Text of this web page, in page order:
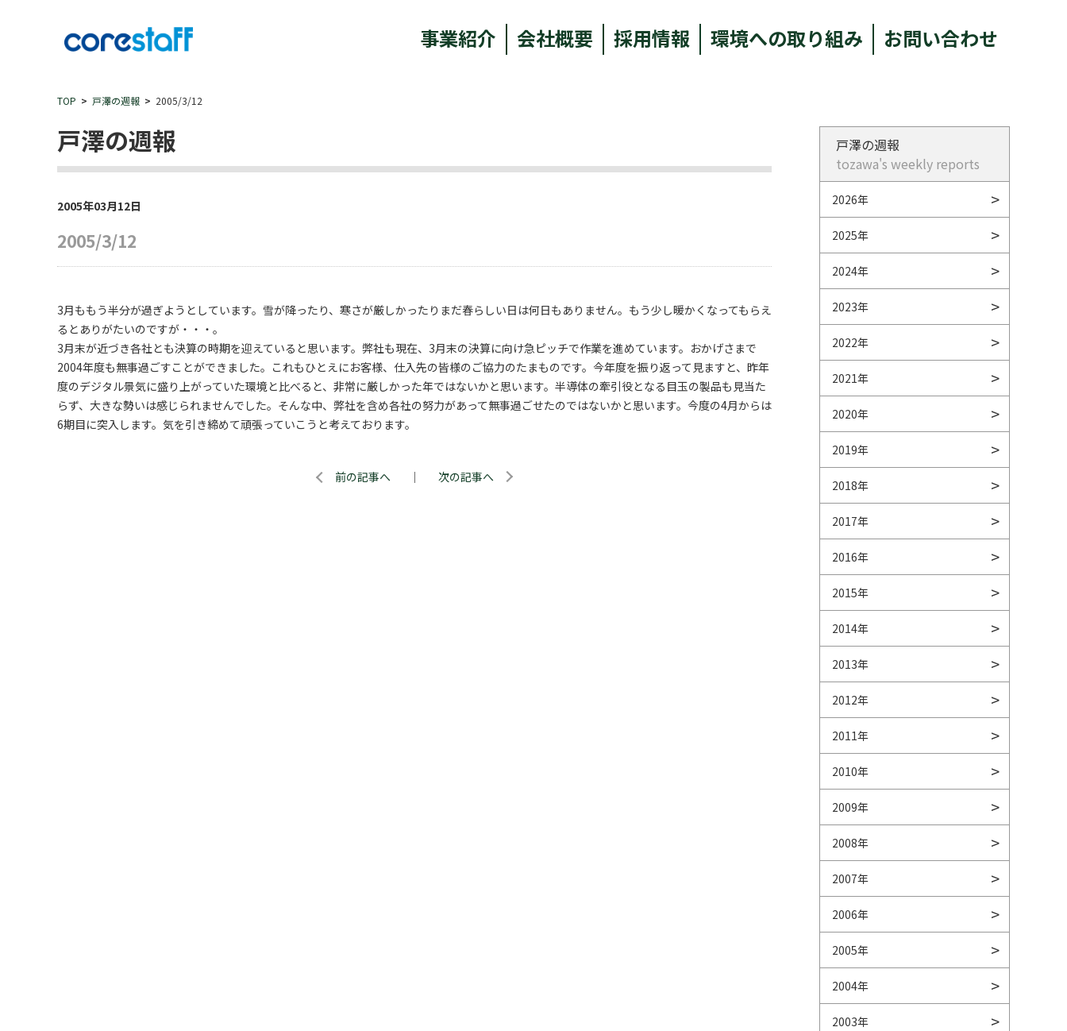
事業紹介 会社概要 採用情報 環境への取り組み お問い合わせ
TOP 戸澤の週報 2005/3/12
戸澤の週報
2005年03月12日
2005/3/12
3月ももう半分が過ぎようとしています。雪が降ったり、寒さが厳しかったりまだ春らしい日は何日もありません。もう少し暖かくなってもらえ
るとありがたいのですが・・・。
3月末が近づき各社とも決算の時期を迎えていると思います。弊社も現在、3月末の決算に向け急ピッチで作業を進めています。おかげさまで
2004年度も無事過ごすことができました。これもひとえにお客様、仕入先の皆様のご協力のたまものです。今年度を振り返って見ますと、昨年
度のデジタル景気に盛り上がっていた環境と比べると、非常に厳しかった年ではないかと思います。半導体の牽引役となる目玉の製品も見当た
らず、大きな勢いは感じられませんでした。そんな中、弊社を含め各社の努力があって無事過ごせたのではないかと思います。今度の4月からは
6期目に突入します。気を引き締めて頑張っていこうと考えております。
前の記事へ ｜ 次の記事へ
戸澤の週報
tozawa's weekly reports
2026年
2025年
2024年
2023年
2022年
2021年
2020年
2019年
2018年
2017年
2016年
2015年
2014年
2013年
2012年
2011年
2010年
2009年
2008年
2007年
2006年
2005年
2004年
2003年